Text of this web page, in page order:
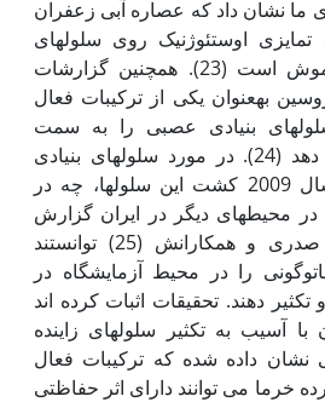
ما نشان داد که عصاره آبی زعفران
تمایزی اوستئوژنیک روی سلول‏های
بنیادی مغز استخوان موش است (23). هم‏چنین گزارشات
به‏عنوان یکی از ترکیبات فعال
بنیادی عصبی را به سمت
اولیگودندروسیت‏ها تمایز دهد (24). در مورد سلول‏های بنیادی
اسپرم‏ساز تا قبل از سال 2009 کشت این سلول‏ها، چه در
محیط‏های دیگر در ایران گزارش
نشده بود، تا زمانی‏که صدری و همکارانش (25) توانستند
را در محیط آزمایشگاه در
دهند. تحقیقات اثبات کرده اند
آسیب به تکثیر سلول‏های زاینده
داده شده که ترکیبات فعال
خرما می توانند دارای اثر حفاظتی